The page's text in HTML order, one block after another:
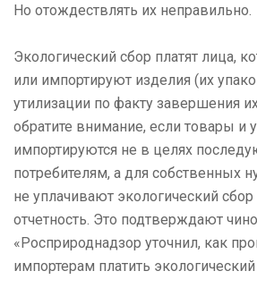
Но отождествлять их неправильно.
Экологический сбор платят лица,
или импортируют изделия (их
утилизации по факту завершения
обратите внимание, если товары и
импортируются не в целях
потребителям, а для собственных
не уплачивают экологический
отчетность. Это подтверждают
«Росприроднадзор уточнил, как
импортерам платить экологический